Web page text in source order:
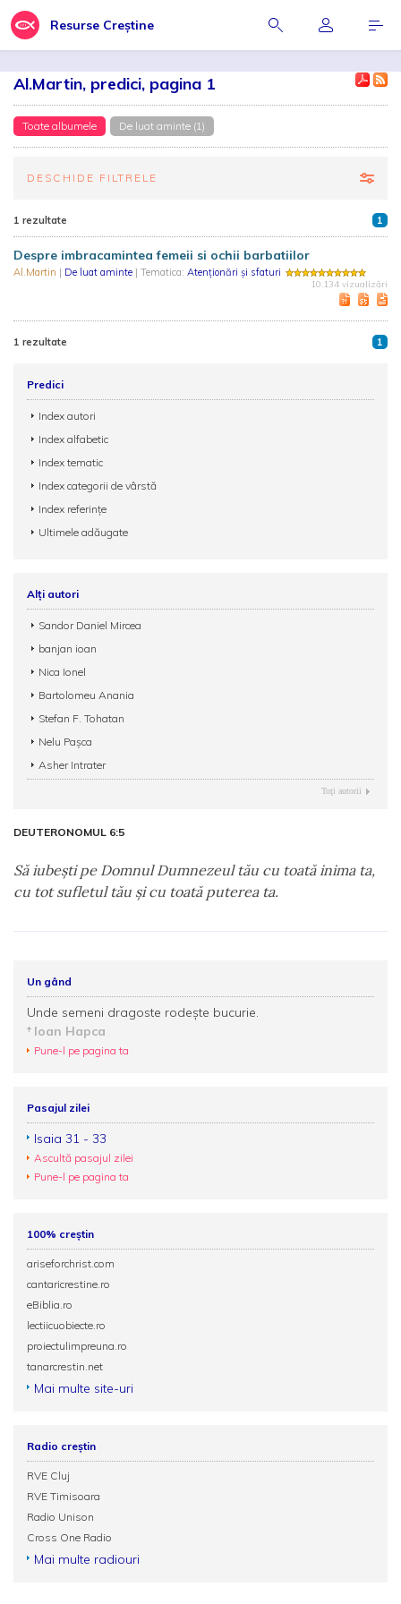
Resurse Creștine
Al.Martin, predici, pagina 1
Toate albumele De luat aminte (1)
DESCHIDE FILTRELE
1 rezultate 1
Despre imbracamintea femeii si ochii barbatiilor
Al.Martin | De luat aminte | Tematica: Atenționări și sfaturi
10.134 vizualizări
1 rezultate 1
Predici
Index autori
Index alfabetic
Index tematic
Index categorii de vârstă
Index referințe
Ultimele adăugate
Alți autori
Sandor Daniel Mircea
banjan ioan
Nica Ionel
Bartolomeu Anania
Stefan F. Tohatan
Nelu Paşca
Asher Intrater
Toţi autorii
DEUTERONOMUL 6:5
Să iubeşti pe Domnul Dumnezeul tău cu toată inima ta,
cu tot sufletul tău şi cu toată puterea ta.
Un gând
Unde semeni dragoste rodește bucurie.
Ioan Hapca
Pune-l pe pagina ta
Pasajul zilei
Isaia 31 - 33
Ascultă pasajul zilei
Pune-l pe pagina ta
100% creștin
ariseforchrist.com
cantaricrestine.ro
eBiblia.ro
lectiicuobiecte.ro
proiectulimpreuna.ro
tanarcrestin.net
Mai multe site-uri
Radio creștin
RVE Cluj
RVE Timisoara
Radio Unison
Cross One Radio
Mai multe radiouri